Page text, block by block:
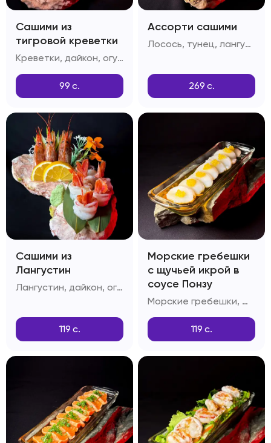
Сашими из
тигровой креветки
Креветки, дайкон, огурцы, лимон
99 с.
Ассорти сашими
Лосось, тунец, лангустин, огурец, лимон, дайкон
269 с.
Сашими из
Лангустин
Лангустин, дайкон, огурцы, лимон
119 с.
Морские гребешки
с щучьей икрой в
соусе Понзу
Морские гребешки, щучья икра, соус Понзу
119 с.